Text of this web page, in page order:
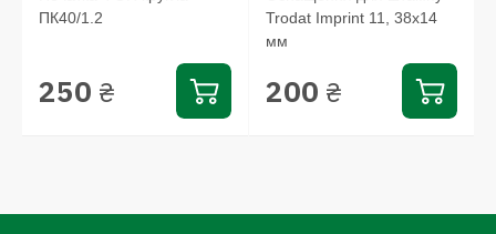
ПК40/1.2
250 ₴
Trodat Imprint 11, 38х14
мм
200 ₴